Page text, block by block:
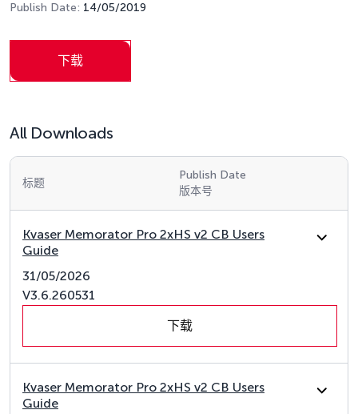
Publish Date: 14/05/2019
下载
All Downloads
标题
Publish Date
版本号
Kvaser Memorator Pro 2xHS v2 CB Users
Guide
31/05/2026
V3.6.260531
下载
Kvaser Memorator Pro 2xHS v2 CB Users
Guide